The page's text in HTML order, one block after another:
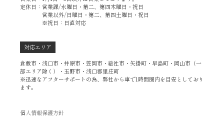
定休日：営業課/水曜日・第二、第四木曜日・祝日
営業以外/日曜日・第二、第四土曜日・祝日
※祝日：日直対応
対応エリア
倉敷市・浅口市・井原市・笠岡市・総社市・矢掛町・早島町・岡山市（一
部エリア除く）・玉野市・浅口郡里庄町
※迅速なアフターサポートの為、弊社から車で1時間圏内を目安としており
ます。
個人情報保護方針